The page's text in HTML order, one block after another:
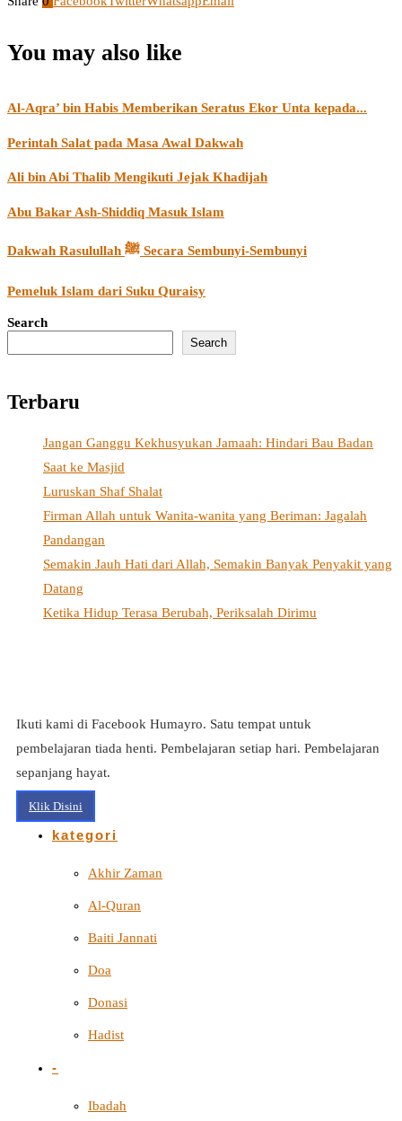
You may also like
Al-Aqra’ bin Habis Memberikan Seratus Ekor Unta kepada...
Perintah Salat pada Masa Awal Dakwah
Ali bin Abi Thalib Mengikuti Jejak Khadijah
Abu Bakar Ash-Shiddiq Masuk Islam
Dakwah Rasulullah ﷺ Secara Sembunyi-Sembunyi
Pemeluk Islam dari Suku Quraisy
Search
Search
Terbaru
Jangan Ganggu Kekhusyukan Jamaah: Hindari Bau Badan
Saat ke Masjid
Luruskan Shaf Shalat
Firman Allah untuk Wanita-wanita yang Beriman: Jagalah
Pandangan
Semakin Jauh Hati dari Allah, Semakin Banyak Penyakit yang
Datang
Ketika Hidup Terasa Berubah, Periksalah Dirimu
Ikuti kami di Facebook Humayro. Satu tempat untuk
pembelajaran tiada henti. Pembelajaran setiap hari. Pembelajaran
sepanjang hayat.
Klik Disini
kategori
Akhir Zaman
Al-Quran
Baiti Jannati
Doa
Donasi
Hadist
-
Ibadah